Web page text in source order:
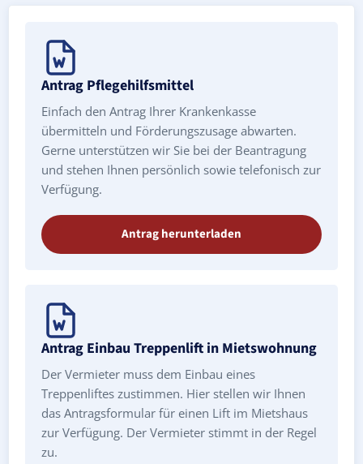
Antrag Pflegehilfsmittel
Einfach den Antrag Ihrer Krankenkasse
übermitteln und Förderungszusage abwarten.
Gerne unterstützen wir Sie bei der Beantragung
und stehen Ihnen persönlich sowie telefonisch zur
Verfügung.
Antrag herunterladen
Antrag Einbau Treppenlift in Mietswohnung
Der Vermieter muss dem Einbau eines
Treppenliftes zustimmen. Hier stellen wir Ihnen
das Antragsformular für einen Lift im Mietshaus
zur Verfügung. Der Vermieter stimmt in der Regel
zu.